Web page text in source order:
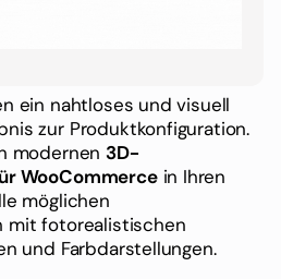
ein nahtloses und visuell
zur Produktkonfiguration.
modernen3D-
WooCommercein Ihren
möglichen
mit fotorealistischen
und Farbdarstellungen.